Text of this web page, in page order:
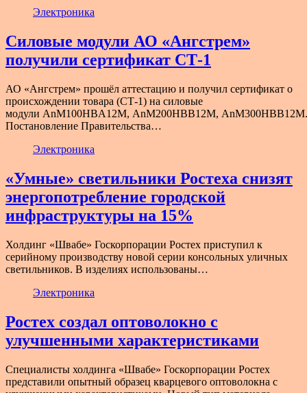
Электроника
Силовые модули АО «Ангстрем»
получили сертификат СТ-1
АО «Ангстрем» прошёл аттестацию и получил сертификат о
происхождении товара (СТ-1) на силовые
модули AnM100HBA12M, AnM200HBB12M, AnM300HBB12M.
Постановление Правительства…
Электроника
«Умные» светильники Ростеха снизят
энергопотребление городской
инфраструктуры на 15%
Холдинг «Швабе» Госкорпорации Ростех приступил к
серийному производству новой серии консольных уличных
светильников. В изделиях использованы…
Электроника
Ростех создал оптоволокно с
улучшенными характеристиками
Специалисты холдинга «Швабе» Госкорпорации Ростех
представили опытный образец кварцевого оптоволокна с